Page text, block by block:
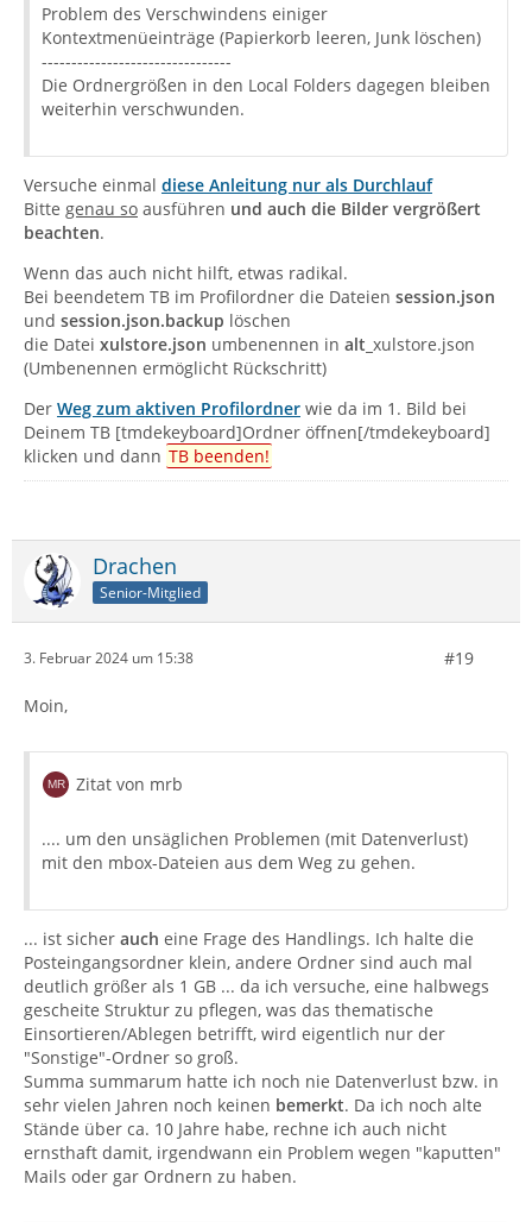
Problem des Verschwindens einiger
Kontextmenüeinträge (Papierkorb leeren, Junk löschen)
--------------------------------
Die Ordnergrößen in den Local Folders dagegen bleiben
weiterhin verschwunden.
Versuche einmal diese Anleitung nur als Durchlauf
Bitte genau so ausführen und auch die Bilder vergrößert
beachten.
Wenn das auch nicht hilft, etwas radikal.
Bei beendetem TB im Profilordner die Dateien session.json
und session.json.backup löschen
die Datei xulstore.json umbenennen in alt_ xulstore.json
(Umbenennen ermöglicht Rückschritt)
Der Weg zum aktiven Profilordner wie da im 1. Bild bei
Deinem TB [tmdekeyboard]Ordner öffnen[/tmdekeyboard]
klicken und dann TB beenden!
Drachen
Senior-Mitglied
3. Februar 2024 um 15:38 #19
Moin,
Zitat von mrb
.... um den unsäglichen Problemen (mit Datenverlust)
mit den mbox-Dateien aus dem Weg zu gehen.
... ist sicher auch eine Frage des Handlings. Ich halte die
Posteingangsordner klein, andere Ordner sind auch mal
deutlich größer als 1 GB ... da ich versuche, eine halbwegs
gescheite Struktur zu pflegen, was das thematische
Einsortieren/Ablegen betrifft, wird eigentlich nur der
"Sonstige"-Ordner so groß.
Summa summarum hatte ich noch nie Datenverlust bzw. in
sehr vielen Jahren noch keinen bemerkt. Da ich noch alte
Stände über ca. 10 Jahre habe, rechne ich auch nicht
ernsthaft damit, irgendwann ein Problem wegen "kaputten"
Mails oder gar Ordnern zu haben.